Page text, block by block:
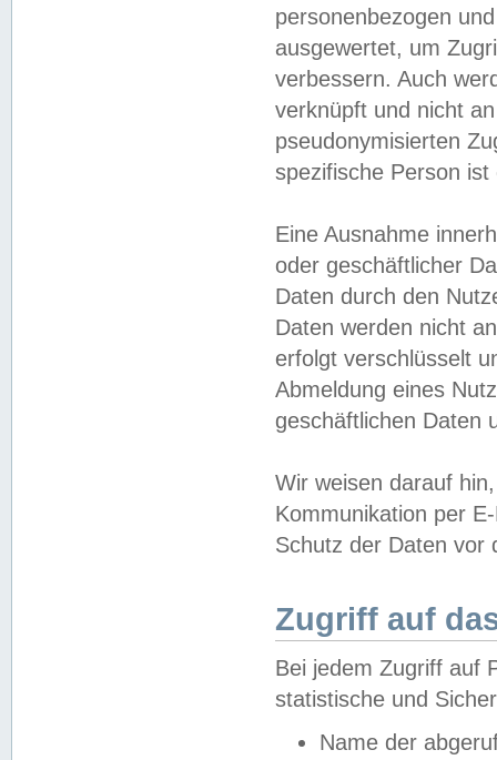
personenbezogen
ausgewertet, um
verbessern. Auch
verknüpft und nicht
pseudonymisierten
spezifische Person
Eine Ausnahme
oder geschäftlicher
Daten durch den
Daten werden nicht
erfolgt verschlüsselt
Abmeldung eines
geschäftlichen Daten
Wir weisen darauf
Kommunikation per
Schutz der Daten vor
Zugriff auf
Bei jedem Zugriff auf
statistische und
Name der